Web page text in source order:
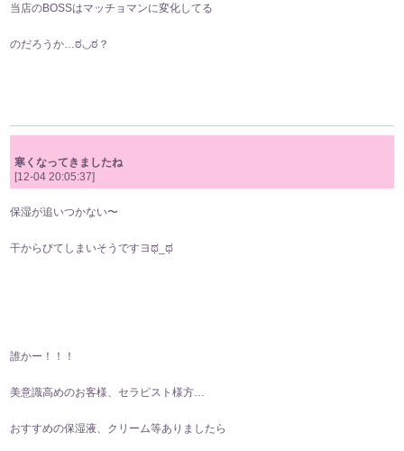
当店のBOSSはマッチョマンに変化してる
のだろうか…ಠ⁠◡⁠ಠ？
寒くなってきましたね
[12-04 20:05:37]
保湿が追いつかない〜
干からびてしまいそうですヨಥ⁠_⁠ಥ
誰かー！！！
美意識高めのお客様、セラピスト様方…
おすすめの保湿液、クリーム等ありましたら